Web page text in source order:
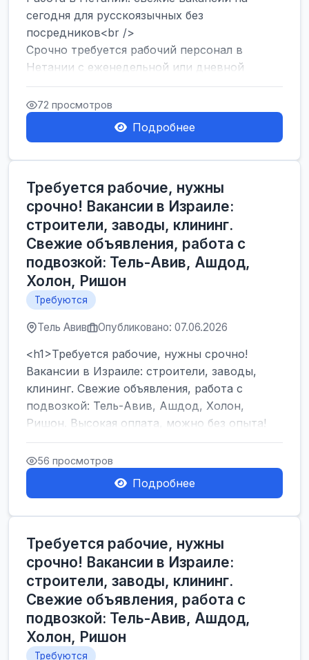
сегодня для русскоязычных без
посредников<br />
Срочно требуется рабочий персонал в
Нетании с еженедельной или дневной
оплатой<br />
Свежие вакансии в Нетании дл...
72 просмотров
Подробнее
Требуется рабочие, нужны
срочно! Вакансии в Израиле:
строители, заводы, клининг.
Свежие объявления, работа с
подвозкой: Тель-Авив, Ашдод,
Холон, Ришон
Требуются
Тель Авив Опубликовано: 07.06.2026
<h1>Требуется рабочие, нужны срочно!
Вакансии в Израиле: строители, заводы,
клининг. Свежие объявления, работа с
подвозкой: Тель-Авив, Ашдод, Холон,
Ришон. Высокая оплата, можно без опыта!
</h1><br />
... 56 просмотров
Подробнее
Требуется рабочие, нужны
срочно! Вакансии в Израиле:
строители, заводы, клининг.
Свежие объявления, работа с
подвозкой: Тель-Авив, Ашдод,
Холон, Ришон
Требуются